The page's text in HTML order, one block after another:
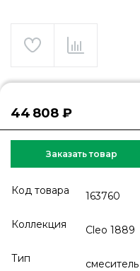
44 808 ₽
Заказать товар
Код товара 163760
Коллекция Cleo 1889
Тип